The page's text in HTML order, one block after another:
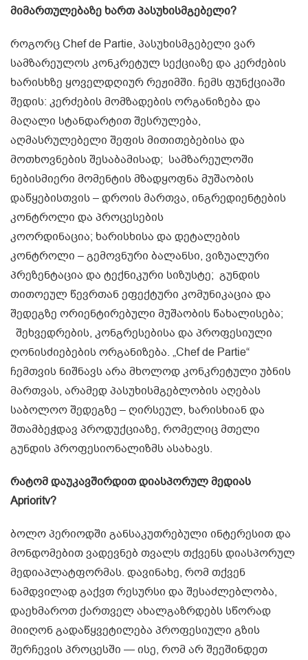
მიმართულებაზე ხართ პასუხისმგებელი?
როგორც Chef de Partie, პასუხისმგებელი ვარ
სამზარეულოს კონკრეტულ სექციაზე და კერძების
ხარისხზე ყოველდღიურ რეჟიმში. ჩემს ფუნქციაში
შედის: კერძების მომზადების ორგანიზება და
მაღალი სტანდარტით შესრულება,
აღმასრულებელი შეფის მითითებებისა და
მოთხოვნების შესაბამისად; სამზარეულოში
ნებისმიერი მომენტის მზადყოფნა მუშაობის
დაწყებისთვის – დროის მართვა, ინგრედიენტების
კონტროლი და პროცესების
კოორდინაცია; ხარისხისა და დეტალების
კონტროლი – გემოვნური ბალანსი, ვიზუალური
პრეზენტაცია და ტექნიკური სიზუსტე; გუნდის
თითოეულ წევრთან ეფექტური კომუნიკაცია და
შედეგზე ორიენტირებული მუშაობის წახალისება;
შეხვედრების, კონგრესებისა და პროფესიული
ღონისძიებების ორგანიზება. „Chef de Partie“
ჩემთვის ნიშნავს არა მხოლოდ კონკრეტული უბნის
მართვას, არამედ პასუხისმგებლობის აღებას
საბოლოო შედეგზე – ღირსეულ, ხარისხიან და
შთამბეჭდავ პროდუქციაზე, რომელიც მთელი
გუნდის პროფესიონალიზმს ასახავს.
რატომ დაუკავშირდით დიასპორულ მედიას
Aprioritv?
ბოლო პერიოდში განსაკუთრებული ინტერესით და
მონდომებით ვადევნებ თვალს თქვენს დიასპორულ
მედიაპლატფორმას. დავინახე, რომ თქვენ
ნამდვილად გაქვთ რესურსი და შესაძლებლობა,
დაეხმაროთ ქართველ ახალგაზრდებს სწორად
მიიღონ გადაწყვეტილება პროფესიული გზის
შერჩევის პროცესში — ისე, რომ არ შეეშინდეთ